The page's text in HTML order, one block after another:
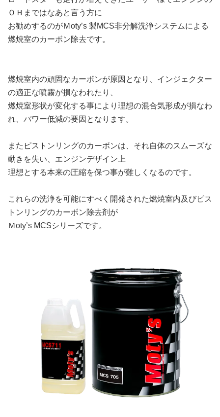
ＯＨまではなあと言う方に
お勧めするのがＭoty’s 製MCS非分解洗浄システムによる
燃焼室のカーボン除去です。
燃焼室内の頑固なカーボンが原因となり、インジェクター
の適正な噴霧が損なわれたり、
燃焼室形状が変化する事により理想の混合気形成が損なわ
れ、パワー低減の要因となります。
またピストンリングのカーボンは、それ自体のスムーズな
動きを失い、エンジンデザイン上
理想とする本来の圧縮を保つ事が難しくなるのです。
これらの洗浄を可能にすべく開発された燃焼室内及びピス
トンリングのカーボン除去剤が
Ｍoty’s MCSシリーズです。